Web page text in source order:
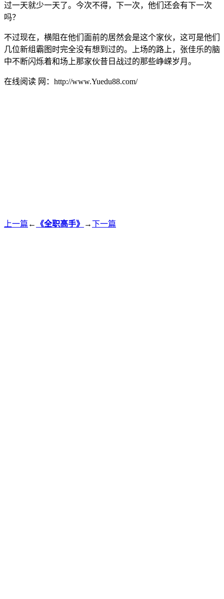
过一天就少一天了。今次不得，下一次，他们还会有下一次
吗？
不过现在，横阻在他们面前的居然会是这个家伙，这可是他们
几位新组霸图时完全没有想到过的。上场的路上，张佳乐的脑
中不断闪烁着和场上那家伙昔日战过的那些峥嵘岁月。
在线阅读 网：http://www.Yuedu88.com/
上一篇 ← 《全职高手》 →下一篇